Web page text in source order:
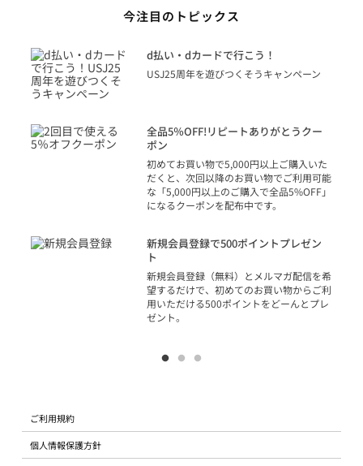
今注目のトピックス
d払い・dカードで行こう！
USJ25周年を遊びつくそうキャンペーン
全品5％OFF!リピートありがとうクー
ポン
初めてお買い物で5,000円以上ご購入いた
だくと、次回以降のお買い物でご利用可能
な「5,000円以上のご購入で全品5%OFF」
になるクーポンを配布中です。
新規会員登録で500ポイントプレゼン
ト
新規会員登録（無料）とメルマガ配信を希
望するだけで、初めてのお買い物からご利
用いただける500ポイントをどーんとプレ
ゼント。
ご利用規約
個人情報保護方針